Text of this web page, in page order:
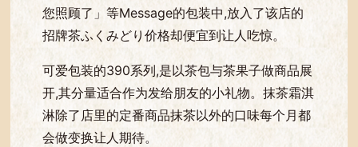
您照顾了」等Message的包装中,放入了该店的
招牌茶ふくみどり价格却便宜到让人吃惊。
可爱包装的390系列,是以茶包与茶果子做商品展
开,其分量适合作为发给朋友的小礼物。抹茶霜淇
淋除了店里的定番商品抹茶以外的口味每个月都
会做变换让人期待。